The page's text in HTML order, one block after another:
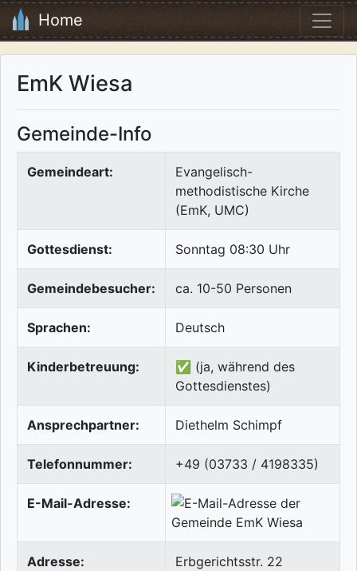
Home
EmK Wiesa
Gemeinde-Info
Gemeindeart:
Evangelisch-
methodistische Kirche
(EmK, UMC)
Gottesdienst: Sonntag 08:30 Uhr
Gemeindebesucher: ca. 10-50 Personen
Sprachen: Deutsch
Kinderbetreuung:
✅ (ja, während des
Gottesdienstes)
Ansprechpartner: Diethelm Schimpf
Telefonnummer: +49 (03733 / 4198335)
E-Mail-Adresse:
Adresse:
Erbgerichtsstr. 22